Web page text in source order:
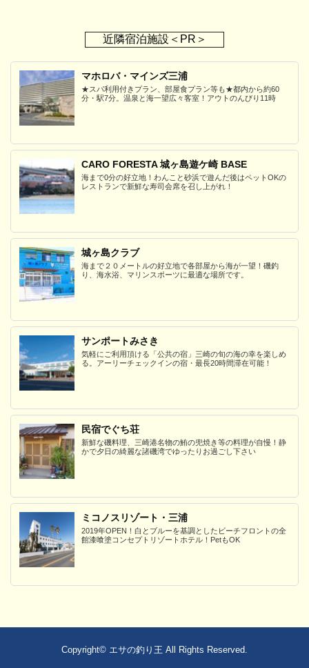
近隣宿泊施設＜PR＞
マホロバ・マインズ三浦
★スパ利用付きプラン、部屋食プラン等も★都内から約60
分・駅7分。温泉と海一望広々客室！アウトのんびり11時
CARO FORESTA 城ヶ島遊ケ崎 BASE
海まで0分の好立地！わんこと砂浜で遊んだ後はペットOKの
レストランで新鮮な寿司会席を召し上がれ！
城ヶ島クラブ
海まで２０メートルの好立地で各部屋から海が一望！磯釣
り、海水浴、マリンスポーツに最適な場所です。
サンポートみさき
気軽にご利用頂ける「公共の宿」三崎の旬の海の幸を楽しめ
る。アーリーチェックインの宿・最長20時間滞在可能！
民宿でぐち荘
新鮮な磯料理、三崎港名物の鮪の兜焼き等の料理が自慢！静
かで夕日の綺麗な諸磯湾でゆったりお過ごし下さい
ミコノスリゾート・三浦
2019年OPEN！白とブルーを基調としたビーチフロントの全
館漆喰塗コンセプトリゾートホテル！PetもOK
Copyright© エサの釣り王 All Rights Reserved.